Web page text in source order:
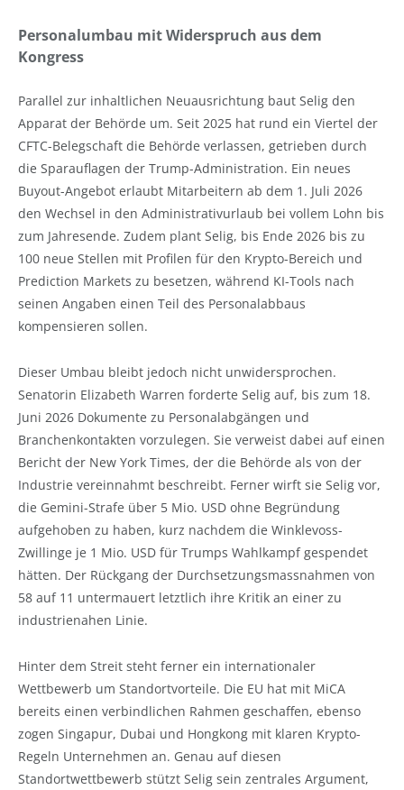
Personalumbau mit Widerspruch aus dem
Kongress
Parallel zur inhaltlichen Neuausrichtung baut Selig den
Apparat der Behörde um. Seit 2025 hat rund ein Viertel der
CFTC-Belegschaft die Behörde verlassen, getrieben durch
die Sparauflagen der Trump-Administration. Ein neues
Buyout-Angebot erlaubt Mitarbeitern ab dem 1. Juli 2026
den Wechsel in den Administrativurlaub bei vollem Lohn bis
zum Jahresende. Zudem plant Selig, bis Ende 2026 bis zu
100 neue Stellen mit Profilen für den Krypto-Bereich und
Prediction Markets zu besetzen, während KI-Tools nach
seinen Angaben einen Teil des Personalabbaus
kompensieren sollen.
Dieser Umbau bleibt jedoch nicht unwidersprochen.
Senatorin Elizabeth Warren forderte Selig auf, bis zum 18.
Juni 2026 Dokumente zu Personalabgängen und
Branchenkontakten vorzulegen. Sie verweist dabei auf einen
Bericht der New York Times, der die Behörde als von der
Industrie vereinnahmt beschreibt. Ferner wirft sie Selig vor,
die Gemini-Strafe über 5 Mio. USD ohne Begründung
aufgehoben zu haben, kurz nachdem die Winklevoss-
Zwillinge je 1 Mio. USD für Trumps Wahlkampf gespendet
hätten. Der Rückgang der Durchsetzungsmassnahmen von
58 auf 11 untermauert letztlich ihre Kritik an einer zu
industrienahen Linie.
Hinter dem Streit steht ferner ein internationaler
Wettbewerb um Standortvorteile. Die EU hat mit MiCA
bereits einen verbindlichen Rahmen geschaffen, ebenso
zogen Singapur, Dubai und Hongkong mit klaren Krypto-
Regeln Unternehmen an. Genau auf diesen
Standortwettbewerb stützt Selig sein zentrales Argument,